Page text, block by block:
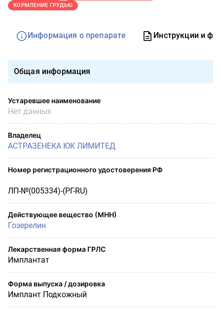
КОРМЛЕНИЕ ГРУДЬЮ
Информация о препарате Инструкции и
Общая информация
Устаревшее наименование
Нет данных
Владелец
АСТРАЗЕНЕКА ЮК ЛИМИТЕД
Номер регистрационного удостоверения РФ
ЛП-№(005334)-(РГ-RU)
Действующее вещество (МНН)
Гозерелин
Лекарственная форма ГРЛС
Имплантат
Форма выпуска / дозировка
Имплант Подкожный